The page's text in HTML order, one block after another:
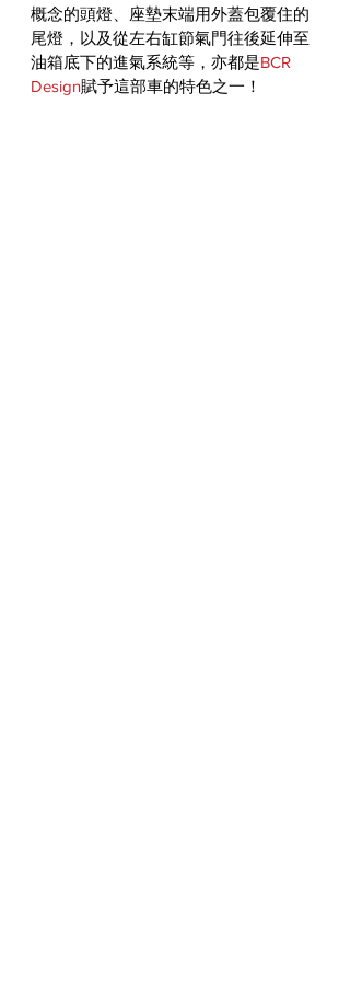
概念的頭燈、座墊末端用外蓋包覆住的
尾燈，以及從左右缸節氣門往後延伸至
油箱底下的進氣系統等，亦都是BCR
Design賦予這部車的特色之一！